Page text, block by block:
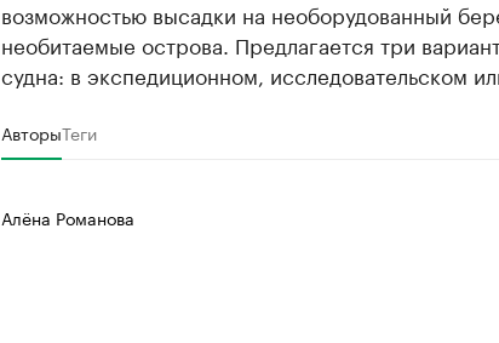
возможностью высадки на необорудованный
необитаемые острова. Предлагается три
судна: в экспедиционном, исследовательском
АвторыТеги
Алёна Романова